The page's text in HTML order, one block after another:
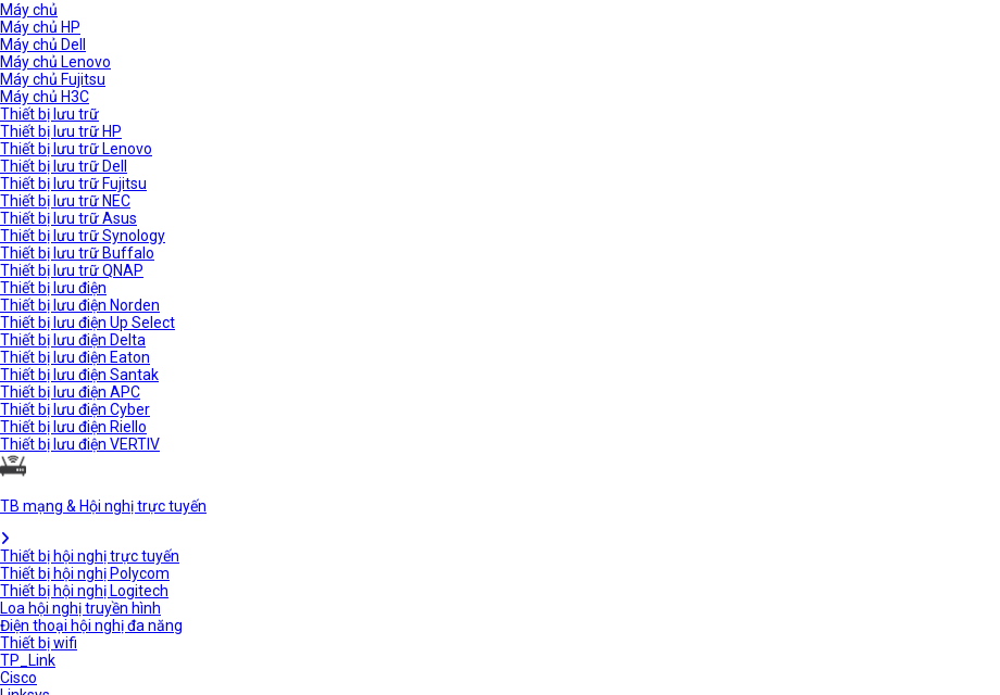
Máy chủ
Máy chủ HP
Máy chủ Dell
Máy chủ Lenovo
Máy chủ Fujitsu
Máy chủ H3C
Thiết bị lưu trữ
Thiết bị lưu trữ HP
Thiết bị lưu trữ Lenovo
Thiết bị lưu trữ Dell
Thiết bị lưu trữ Fujitsu
Thiết bị lưu trữ NEC
Thiết bị lưu trữ Asus
Thiết bị lưu trữ Synology
Thiết bị lưu trữ Buffalo
Thiết bị lưu trữ QNAP
Thiết bị lưu điện
Thiết bị lưu điện Norden
Thiết bị lưu điện Up Select
Thiết bị lưu điện Delta
Thiết bị lưu điện Eaton
Thiết bị lưu điện Santak
Thiết bị lưu điện APC
Thiết bị lưu điện Cyber
Thiết bị lưu điện Riello
Thiết bị lưu điện VERTIV
TB mạng & Hội nghị trực tuyến
Thiết bị hội nghị trực tuyến
Thiết bị hội nghị Polycom
Thiết bị hội nghị Logitech
Loa hội nghị truyền hình
Điện thoại hội nghị đa năng
Thiết bị wifi
TP_Link
Cisco